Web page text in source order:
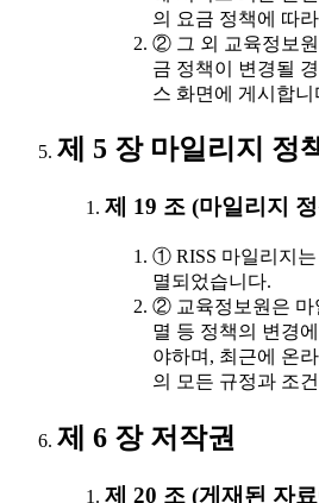
의 요금 정책에 따
② 그 외 교육정보
금 정책이 변경될
스 화면에 게시합니
제 5 장 마일리지 정
제 19 조 (마일리지
① RISS 마일리지는
멸되었습니다.
② 교육정보원은 마
멸 등 정책의 변경
야하며, 최근에 온
의 모든 규정과 조
제 6 장 저작권
제 20 조 (게재된 자